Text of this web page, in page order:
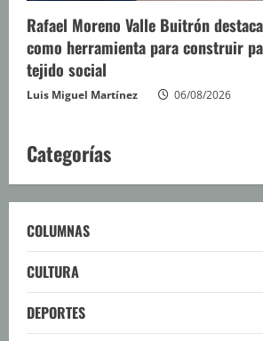
Rafael Moreno Valle Buitrón
como herramienta para construir
tejido social
Luis Miguel Martínez 06/08/2026
Categorías
COLUMNAS
CULTURA
DEPORTES